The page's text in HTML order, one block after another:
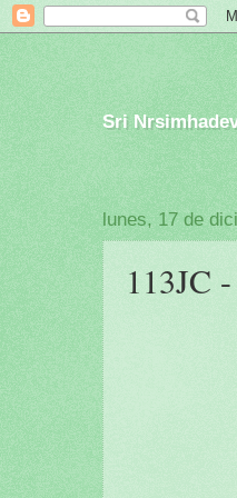
Sri
lunes, 17 de
113JC